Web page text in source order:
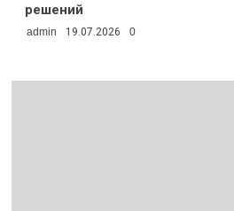
решений
admin 19.07.2026 0